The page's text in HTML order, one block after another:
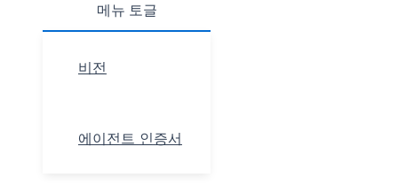
메뉴 토글
비전
에이전트 인증서